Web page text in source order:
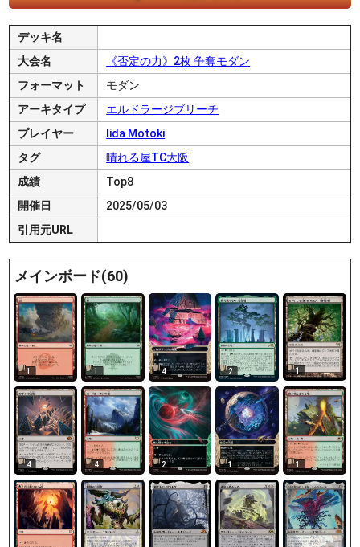
デッキ名
大会名
《否定の力》2枚 争奪モダン
フォーマット
モダン
アーキタイプ
エルドラージブリーチ
プレイヤー
Iida Motoki
タグ
晴れる屋TC大阪
成績
Top8
開催日
2025/05/03
引用元URL
メインボード(60)
1 1 4 2 1
4 4 2 1 1